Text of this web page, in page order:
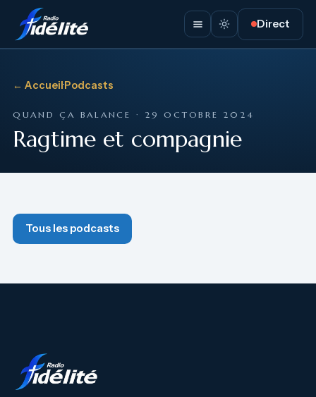
Direct
← Accueil·Podcasts
QUAND ÇA BALANCE · 29 OCTOBRE 2024
Ragtime et compagnie
Tous les podcasts